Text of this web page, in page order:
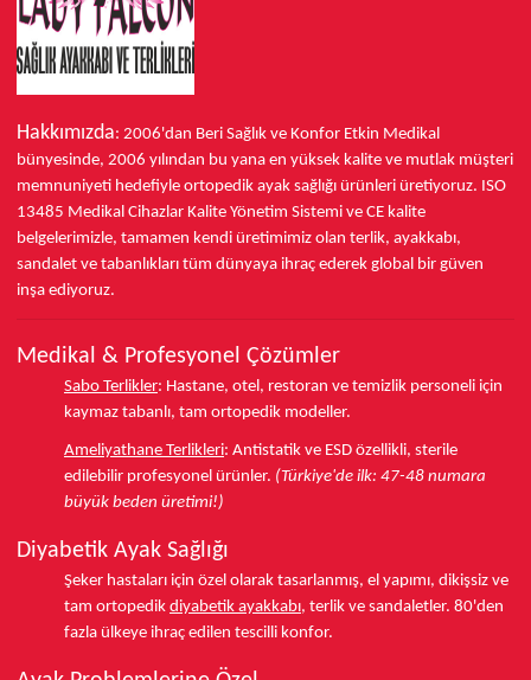
*Antibakteriyel Özellikler:
bakteri ve mantar üremesini engelleyen
astarlarveya malzemeler idealdir.
koleksiyonumuzda , bu özelliklerin tümünü veya çoğunu
bulabileceğiniz, farklı renk ve model seçenekleri mevcuttur.
Beyaz, lacivert gibi klasik renklerin yanı sıra, farklı zevklere
hitap eden desenli ve renkli modeller de bulunmaktadır.
İstersabo terliktarzında, isterönü kapalıveyacırt cırtlı
ayakkabımodellerini tercih edin, Ladyfalcon.net ile
ayaklarınıza hak ettiği konforu ve korumayı sunuyoruz.
Uzun mesailerde bile ayaklarınızın dinlenmiş kalmasını
sağlayacak, ergonomik ve şık tasarımlıkadın hastane
ayakkabı
modellerimizi inceleyin.
Hakkımızda: 2006'dan Beri Sağlık ve Konfor Etkin Medikal
bünyesinde, 2006 yılından bu yana en yüksek kalite ve mutlak müşteri
memnuniyeti hedefiyle ortopedik ayak sağlığı ürünleri üretiyoruz. ISO
13485 Medikal Cihazlar Kalite Yönetim Sistemi ve CE kalite
belgelerimizle, tamamen kendi üretimimiz olan terlik, ayakkabı,
sandalet ve tabanlıkları tüm dünyaya ihraç ederek global bir güven
inşa ediyoruz.
Medikal & Profesyonel Çözümler
Sabo Terlikler: Hastane, otel, restoran ve temizlik personeli için
kaymaz tabanlı, tam ortopedik modeller.
Ameliyathane Terlikleri: Antistatik ve ESD özellikli, sterile
edilebilir profesyonel ürünler. (Türkiye'de ilk: 47-48 numara
büyük beden üretimi!)
Diyabetik Ayak Sağlığı
Şeker hastaları için özel olarak tasarlanmış, el yapımı, dikişsiz ve
tam ortopedik diyabetik ayakkabı, terlik ve sandaletler. 80'den
fazla ülkeye ihraç edilen tescilli konfor.